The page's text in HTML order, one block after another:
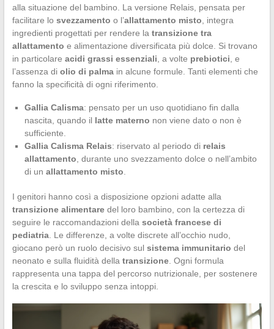
alla situazione del bambino. La versione Relais, pensata per
facilitare lo svezzamento o l’allattamento misto , integra
ingredienti progettati per rendere la transizione tra
allattamento e alimentazione diversificata più dolce. Si trovano
in particolare acidi grassi essenziali , a volte prebiotici , e
l’assenza di olio di palmain alcune formule. Tanti elementi che
fanno la specificità di ogni riferimento.
Gallia Calisma: pensato per un uso quotidiano fin dalla
nascita, quando il latte materno non viene dato o non è
sufficiente.
Gallia Calisma Relais: riservato al periodo di relais
allattamento , durante uno svezzamento dolce o nell’ambito
di un allattamento misto
I genitori hanno così a disposizione opzioni adatte alla
transizione alimentaredel loro bambino, con la certezza di
seguire le raccomandazioni della società francese di
pediatria. Le differenze, a volte discrete all’occhio nudo,
giocano però un ruolo decisivo sul sistema immunitario del
neonato e sulla fluidità della transizione. Ogni formula
rappresenta una tappa del percorso nutrizionale, per sostenere
la crescita e lo sviluppo senza intoppi.